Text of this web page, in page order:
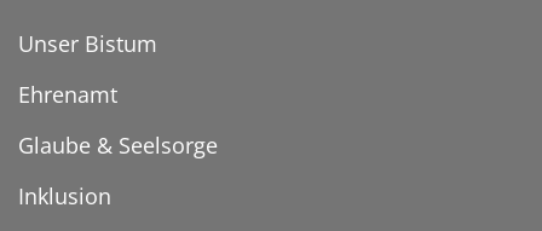
Unser Bistum
Ehrenamt
Glaube & Seelsorge
Inklusion